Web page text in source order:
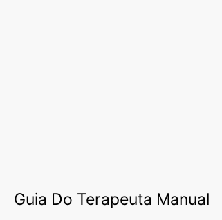
Guia Do Terapeuta Manual